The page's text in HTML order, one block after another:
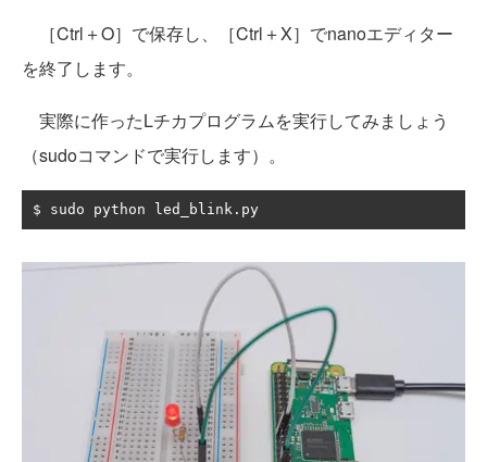
［Ctrl＋O］で保存し、［Ctrl＋X］でnanoエディター
を終了します。
実際に作ったLチカプログラムを実行してみましょう
（sudoコマンドで実行します）。
$ sudo python led_blink . py